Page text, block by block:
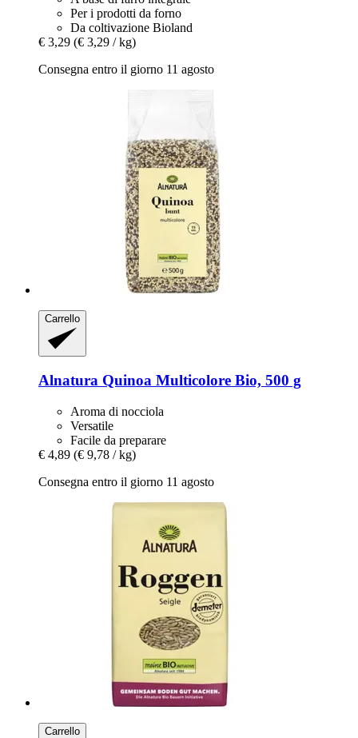
Per i prodotti da forno
Da coltivazione Bioland
€ 3,29 (€ 3,29 / kg)
Consegna entro il giorno 11 agosto
Carrello
Alnatura Quinoa Multicolore Bio, 500 g
Aroma di nocciola
Versatile
Facile da preparare
€ 4,89 (€ 9,78 / kg)
Consegna entro il giorno 11 agosto
Carrello